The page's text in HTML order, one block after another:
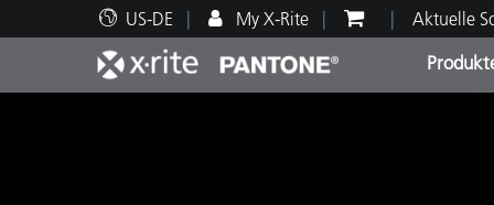
US-DE My X-Rite Aktuelle